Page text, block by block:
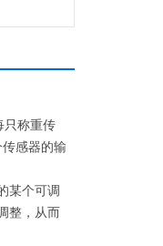
只称重传
感器的输
某个可调
整，从而